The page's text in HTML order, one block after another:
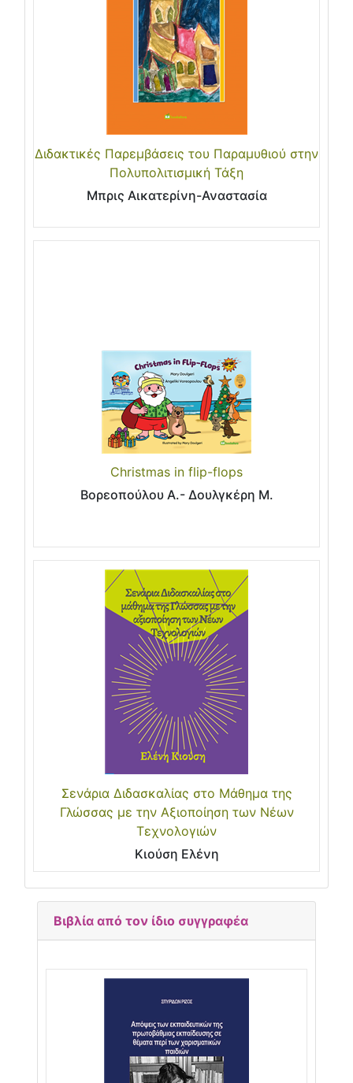
Διδακτικές Παρεμβάσεις του Παραμυθιού στην
Πολυπολιτισμική Τάξη
Μπρις Αικατερίνη-Αναστασία
Christmas in flip-flops
Βορεοπούλου Α.- Δουλγκέρη Μ.
Σενάρια Διδασκαλίας στο Μάθημα της
Γλώσσας με την Αξιοποίηση των Νέων
Τεχνολογιών
Κιούση Ελένη
Βιβλία από τον ίδιο συγγραφέα